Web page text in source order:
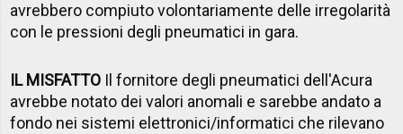
avrebbero compiuto volontariamente delle irregolarità
con le pressioni degli pneumatici in gara.
IL MISFATTO Il fornitore degli pneumatici dell'Acura
avrebbe notato dei valori anomali e sarebbe andato a
fondo nei sistemi elettronici/informatici che rilevano